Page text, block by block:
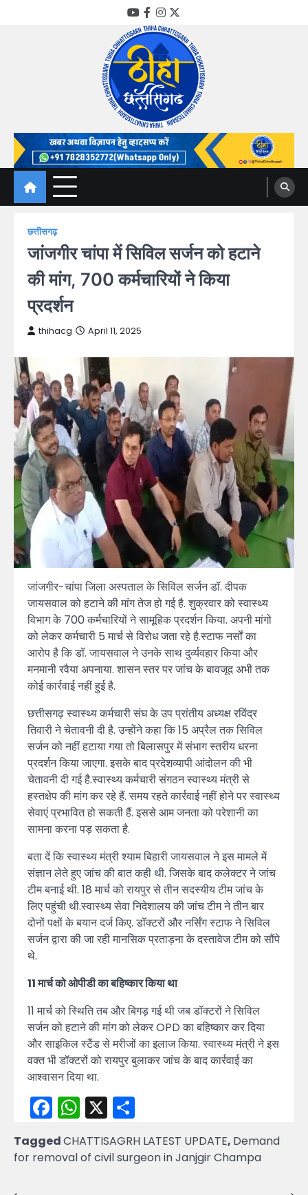
YouTube
Facebook
Instagram
Twitter
Thiha Chhattisgarh
गोठ जन-जन के
छत्तीसगढ़
जांजगीर चांपा में सिविल सर्जन को हटाने
की मांग, 700 कर्मचारियों ने किया
प्रदर्शन
thihacg April 11, 2025
जांजगीर-चांपा जिला अस्पताल के सिविल सर्जन डॉ. दीपक
जायसवाल को हटाने की मांग तेज हो गई है. शुक्रवार को स्वास्थ्य
विभाग के 700 कर्मचारियों ने सामूहिक प्रदर्शन किया. अपनी मांगो
को लेकर कर्मचारी 5 मार्च से विरोध जता रहे है.स्टाफ नर्सों का
आरोप है कि डॉ. जायसवाल ने उनके साथ दुर्व्यवहार किया और
मनमानी रवैया अपनाया. शासन स्तर पर जांच के बावजूद अभी तक
कोई कार्रवाई नहीं हुई है.
छत्तीसगढ़ स्वास्थ्य कर्मचारी संघ के उप प्रांतीय अध्यक्ष रविंद्र
तिवारी ने चेतावनी दी है. उन्होंने कहा कि 15 अप्रैल तक सिविल
सर्जन को नहीं हटाया गया तो बिलासपुर में संभाग स्तरीय धरना
प्रदर्शन किया जाएगा. इसके बाद प्रदेशव्यापी आंदोलन की भी
चेतावनी दी गई है.स्वास्थ्य कर्मचारी संगठन स्वास्थ्य मंत्री से
हस्तक्षेप की मांग कर रहे हैं. समय रहते कार्रवाई नहीं होने पर स्वास्थ्य
सेवाएं प्रभावित हो सकती हैं. इससे आम जनता को परेशानी का
सामना करना पड़ सकता है.
बता दें कि स्वास्थ्य मंत्री श्याम बिहारी जायसवाल ने इस मामले में
संज्ञान लेते हुए जांच की बात कही थी. जिसके बाद कलेक्टर ने जांच
टीम बनाई थी. 18 मार्च को रायपुर से तीन सदस्यीय टीम जांच के
लिए पहुंची थी.स्वास्थ्य सेवा निदेशालय की जांच टीम ने तीन बार
दोनों पक्षों के बयान दर्ज किए. डॉक्टरों और नर्सिंग स्टाफ ने सिविल
सर्जन द्वारा की जा रही मानसिक प्रताड़ना के दस्तावेज टीम को सौंपे
थे.
11 मार्च को ओपीडी का बहिष्कार किया था
11 मार्च को स्थिति तब और बिगड़ गई थी जब डॉक्टरों ने सिविल
सर्जन को हटाने की मांग को लेकर OPD का बहिष्कार कर दिया
और साइकिल स्टैंड से मरीजों का इलाज किया. स्वास्थ्य मंत्री ने इस
वक्त भी डॉक्टरों को रायपुर बुलाकर जांच के बाद कार्रवाई का
आश्वासन दिया था.
Facebook
WhatsApp
X
TaggedCHATTISAGRH LATEST UPDATE, Demand
for removal of civil surgeon in Janjgir Champa